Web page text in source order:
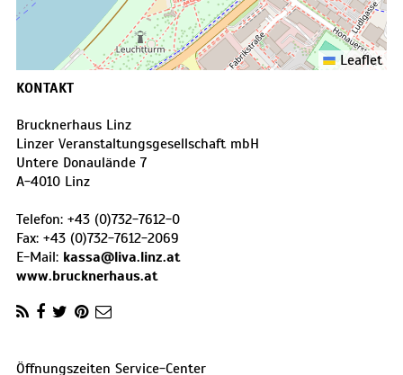
Leaflet
KONTAKT
Brucknerhaus Linz
Linzer Veranstaltungsgesellschaft mbH
Untere Donaulände 7
A-4010 Linz
Telefon: +43 (0)732-7612-0
Fax: +43 (0)732-7612-2069
E-Mail: kassa@liva.linz.at
www.brucknerhaus.at
Öffnungszeiten Service-Center